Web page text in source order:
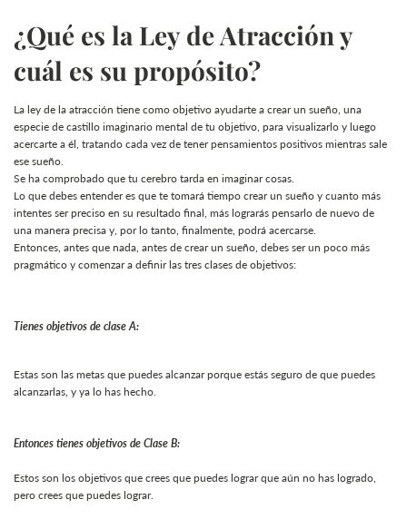
¿Qué es la Ley de Atracción y
cuál es su propósito?
La ley de la atracción tiene como objetivo ayudarte a crear un sueño, una
especie de castillo imaginario mental de tu objetivo, para visualizarlo y luego
acercarte a él, tratando cada vez de tener pensamientos positivos mientras sale
ese sueño.
Se ha comprobado que tu cerebro tarda en imaginar cosas.
Lo que debes entender es que te tomará tiempo crear un sueño y cuanto más
intentes ser preciso en su resultado final, más lograrás pensarlo de nuevo de
una manera precisa y, por lo tanto, finalmente, podrá acercarse.
Entonces, antes que nada, antes de crear un sueño, debes ser un poco más
pragmático y comenzar a definir las tres clases de objetivos:
Tienes objetivos de clase A:
Estas son las metas que puedes alcanzar porque estás seguro de que puedes
alcanzarlas, y ya lo has hecho.
Entonces tienes objetivos de Clase B:
Estos son los objetivos que crees que puedes lograr que aún no has logrado,
pero crees que puedes lograr.